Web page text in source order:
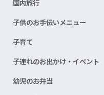
国内旅行
子供のお手伝いメニュー
子育て
子連れのお出かけ・イベント
幼児のお弁当